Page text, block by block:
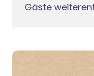
Gäste